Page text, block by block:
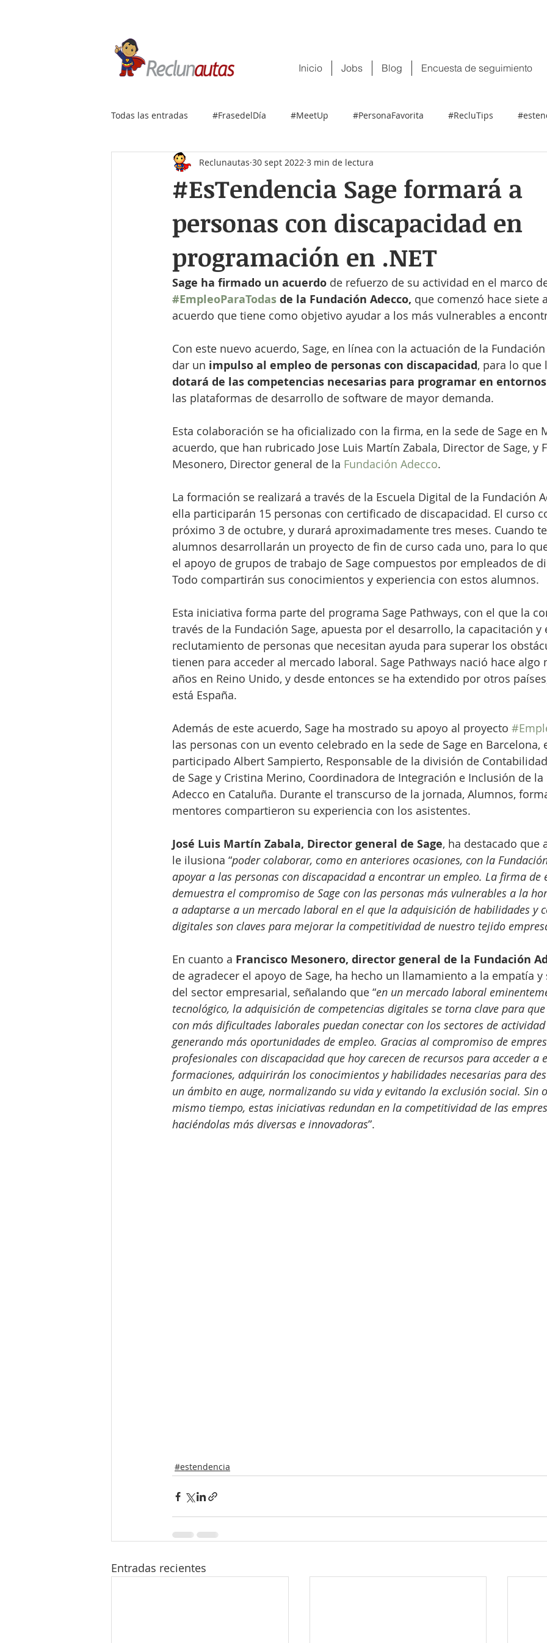
Inicio Jobs Blog Encuesta de seguimiento
Todas las entradas #FrasedelDía #MeetUp #PersonaFavorita #RecluTips
#EsTendencia Sage formará a
personas con discapacidad en
programación en .NET
Reclunautas 30 sept 2022 3 min de lectura
Sage ha firmado un acuerdo de refuerzo de su actividad en el marco
#EmpleoParaTodas de la Fundación Adecco, que comenzó hace siete
acuerdo que tiene como objetivo ayudar a los más vulnerables a
Con este nuevo acuerdo, Sage, en línea con la actuación de la
dar un impulso al empleo de personas con discapacidad, para lo que
dotará de las competencias necesarias para programar en entornos
las plataformas de desarrollo de software de mayor demanda.
Esta colaboración se ha oficializado con la firma, en la sede de Sage en
acuerdo, que han rubricado Jose Luis Martín Zabala, Director de Sage, y
Mesonero, Director general de la Fundación Adecco.
La formación se realizará a través de la Escuela Digital de la Fundación
ella participarán 15 personas con certificado de discapacidad. El curso
próximo 3 de octubre, y durará aproximadamente tres meses. Cuando
alumnos desarrollarán un proyecto de fin de curso cada uno, para lo
el apoyo de grupos de trabajo de Sage compuestos por empleados de
Todo compartirán sus conocimientos y experiencia con estos alumnos.
Esta iniciativa forma parte del programa Sage Pathways, con el que la
través de la Fundación Sage, apuesta por el desarrollo, la capacitación
reclutamiento de personas que necesitan ayuda para superar los
tienen para acceder al mercado laboral. Sage Pathways nació hace
años en Reino Unido, y desde entonces se ha extendido por otros
está España.
Además de este acuerdo, Sage ha mostrado su apoyo al proyecto
las personas con un evento celebrado en la sede de Sage en
participado Albert Sampierto, Responsable de la división de
de Sage y Cristina Merino, Coordinadora de Integración e Inclusión de
Adecco en Cataluña. Durante el transcurso de la jornada, Alumnos,
mentores compartieron su experiencia con los asistentes.
José Luis Martín Zabala, Director general de Sage, ha destacado que
le ilusiona “poder colaborar, como en anteriores ocasiones, con la
apoyar a las personas con discapacidad a encontrar un empleo. La firma de
demuestra el compromiso de Sage con las personas más vulnerables a la
a adaptarse a un mercado laboral en el que la adquisición de habilidades y
digitales son claves para mejorar la competitividad de nuestro tejido
En cuanto a Francisco Mesonero, director general de la Fundación
de agradecer el apoyo de Sage, ha hecho un llamamiento a la empatía
del sector empresarial, señalando que “en un mercado laboral
tecnológico, la adquisición de competencias digitales se torna clave para
con más dificultades laborales puedan conectar con los sectores de
generando más oportunidades de empleo. Gracias al compromiso de
profesionales con discapacidad que hoy carecen de recursos para acceder a
formaciones, adquirirán los conocimientos y habilidades necesarias para
un ámbito en auge, normalizando su vida y evitando la exclusión social. Sin
mismo tiempo, estas iniciativas redundan en la competitividad de las
haciéndolas más diversas e innovadoras”.
#estendencia
Entradas recientes